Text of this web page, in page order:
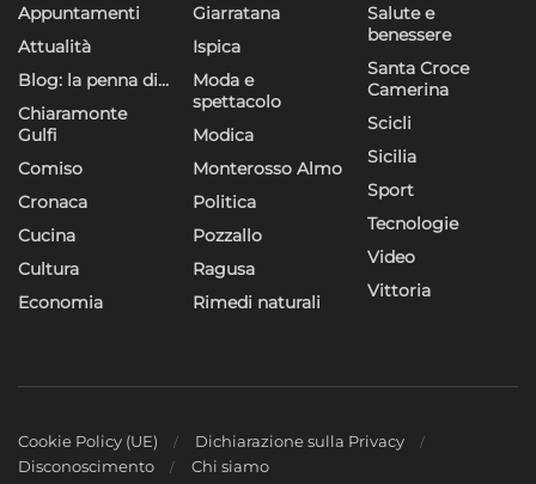
Appuntamenti
Attualità
Blog: la penna di…
Chiaramonte
Gulfi
Comiso
Cronaca
Cucina
Cultura
Economia
Giarratana
Ispica
Moda e
spettacolo
Modica
Monterosso Almo
Politica
Pozzallo
Ragusa
Rimedi naturali
Salute e
benessere
Santa Croce
Camerina
Scicli
Sicilia
Sport
Tecnologie
Video
Vittoria
Cookie Policy (UE)
Dichiarazione sulla Privacy
Disconoscimento
Chi siamo